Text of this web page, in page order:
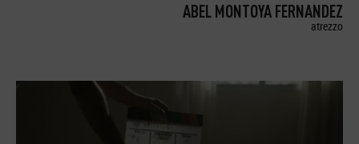
ABEL MONTOYA FERNANDEZ
atrezzo